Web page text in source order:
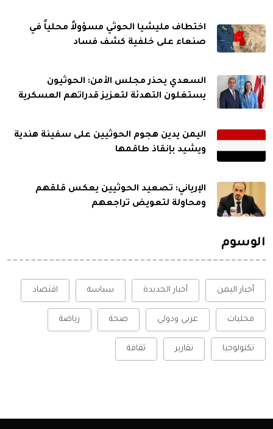
اختطاف مليشيا الحوثي مسؤولاً محلياً في
صنعاء على خلفية كشف فساد
السعدي يحذر مجلس الأمن: الحوثيون
يستغلون التهدئة لتعزيز قدراتهم العسكرية
اليمن يدين هجوم الحوثيين على سفينة هندية
ويشيد بإنقاذ طاقمها
الإرياني: تصعيد الحوثيين يعكس قلقهم
ومحاولة لتعويض تراجعهم
الوسوم
أخبار اليمن أخبار الحديدة سياسة اقتصاد
محليات عربي ودولي صحة رياضة
تكنولوجيا تقارير ثقافة